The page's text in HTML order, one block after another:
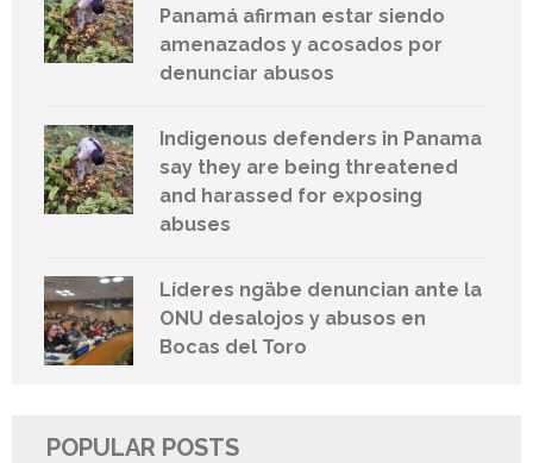
Panamá afirman estar siendo
amenazados y acosados por
denunciar abusos
Indigenous defenders in Panama
say they are being threatened
and harassed for exposing
abuses
Líderes ngäbe denuncian ante la
ONU desalojos y abusos en
Bocas del Toro
POPULAR POSTS